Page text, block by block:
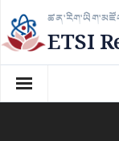
Skip
to
content ETSI